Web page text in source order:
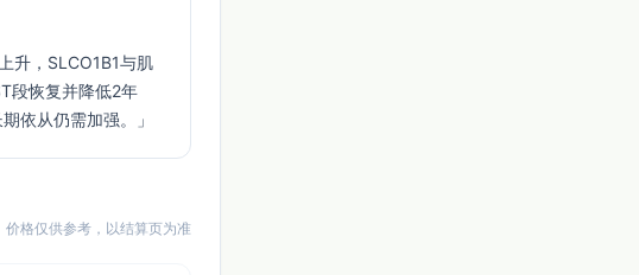
段恢复并降低2年
依从仍需加强。」
价格仅供参考，以结算页为准